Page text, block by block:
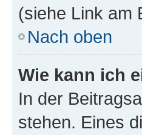
(siehe Link am
Nach oben
Wie kann ich
In der
stehen. Eines